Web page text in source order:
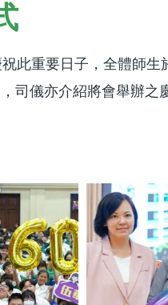
此重要日子，全體師
司儀亦介紹將會舉辦